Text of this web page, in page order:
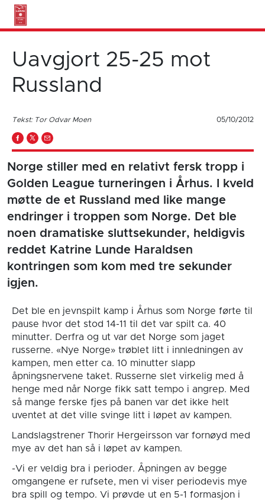
Uavgjort 25-25 mot
Russland
Tekst: Tor Odvar Moen 05/10/2012
Norge stiller med en relativt fersk tropp i
Golden League turneringen i Århus. I kveld
møtte de et Russland med like mange
endringer i troppen som Norge. Det ble
noen dramatiske sluttsekunder, heldigvis
reddet Katrine Lunde Haraldsen
kontringen som kom med tre sekunder
igjen.
Det ble en jevnspilt kamp i Århus som Norge førte til
pause hvor det stod 14-11 til det var spilt ca. 40
minutter. Derfra og ut var det Norge som jaget
russerne. «Nye Norge» trøblet litt i innledningen av
kampen, men etter ca. 10 minutter slapp
åpningsnervene taket. Russerne slet virkelig med å
henge med når Norge fikk satt tempo i angrep. Med
så mange ferske fjes på banen var det ikke helt
uventet at det ville svinge litt i løpet av kampen.
Landslagstrener Thorir Hergeirsson var fornøyd med
mye av det han så i løpet av kampen.
-Vi er veldig bra i perioder. Åpningen av begge
omgangene er rufsete, men vi viser periodevis mye
bra spill og tempo. Vi prøvde ut en 5-1 formasjon i